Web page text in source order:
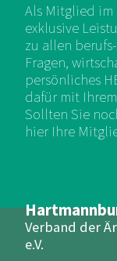
Verband der
e.V.
Als Mitglied
exklusive
zu allen
Fragen,
persönliches
dafür mit
Sollten Sie
hier Ihre